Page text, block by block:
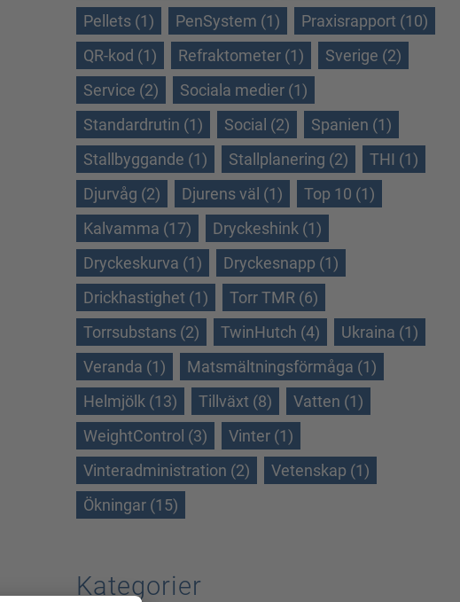
Pellets (1)
PenSystem (1)
Praxisrapport (10)
QR-kod (1)
Refraktometer (1)
Sverige (2)
Service (2)
Sociala medier (1)
Standardrutin (1)
Social (2)
Spanien (1)
Stallbyggande (1)
Stallplanering (2)
THI (1)
Djurvåg (2)
Djurens väl (1)
Top 10 (1)
Kalvamma (17)
Dryckeshink (1)
Dryckeskurva (1)
Dryckesnapp (1)
Drickhastighet (1)
Torr TMR (6)
Torrsubstans (2)
TwinHutch (4)
Ukraina (1)
Veranda (1)
Matsmältningsförmåga (1)
Helmjölk (13)
Tillväxt (8)
Vatten (1)
WeightControl (3)
Vinter (1)
Vinteradministration (2)
Vetenskap (1)
Ökningar (15)
Kategorier